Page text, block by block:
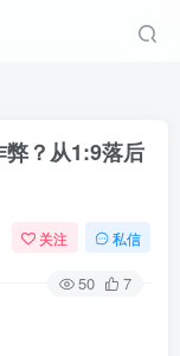
弊？从1:9落后
关注 私信
50 7